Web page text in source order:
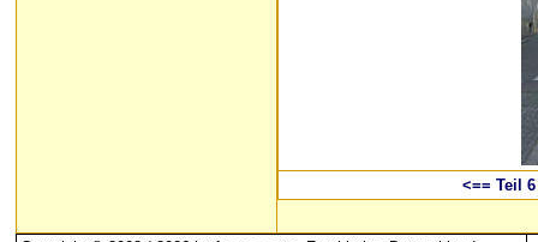
<== Teil 6